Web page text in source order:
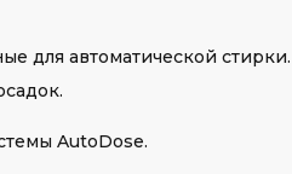
для автоматической
AutoDose.